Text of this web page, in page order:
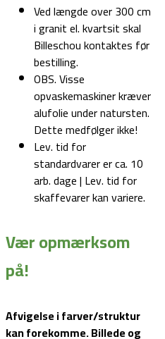
Ved længde over 300 cm
i granit el. kvartsit skal
Billeschou kontaktes før
bestilling.
OBS. Visse
opvaskemaskiner kræver
alufolie under natursten.
Dette medfølger ikke!
Lev. tid for
standardvarer er ca. 10
arb. dage | Lev. tid for
skaffevarer kan variere.
Vær opmærksom
på!
Afvigelse i farver/struktur
kan forekomme. Billede og